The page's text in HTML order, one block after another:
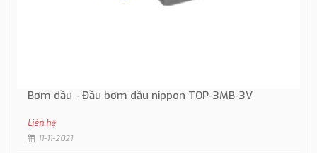
Bơm dầu - Đầu bơm dầu nippon TOP-3MB-3V
Liên hệ
11-11-2021